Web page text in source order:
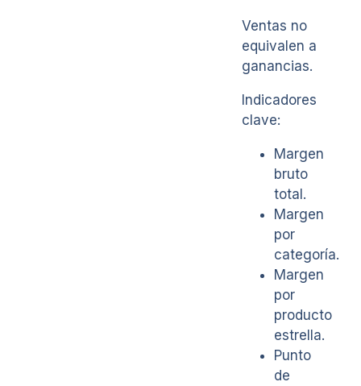
Ventas no
equivalen a
ganancias.
Indicadores
clave:
Margen
bruto
total.
Margen
por
categoría.
Margen
por
producto
estrella.
Punto
de